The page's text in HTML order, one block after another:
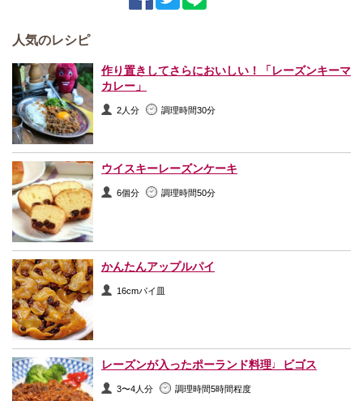
人気のレシピ
作り置きしてさらにおいしい！「レーズンキーマ
カレー」
2人分 調理時間30分
ウイスキーレーズンケーキ
6個分 調理時間50分
かんたんアップルパイ
16cmパイ皿
レーズンが入ったポーランド料理♩ビゴス
3〜4人分 調理時間5時間程度